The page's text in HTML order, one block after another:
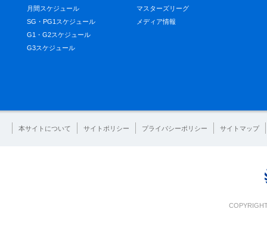
月間スケジュール
SG・PG1スケジュール
G1・G2スケジュール
G3スケジュール
マスターズリーグ
メディア情報
本サイトについて サイトポリシー プライバシーポリシー サイトマップ